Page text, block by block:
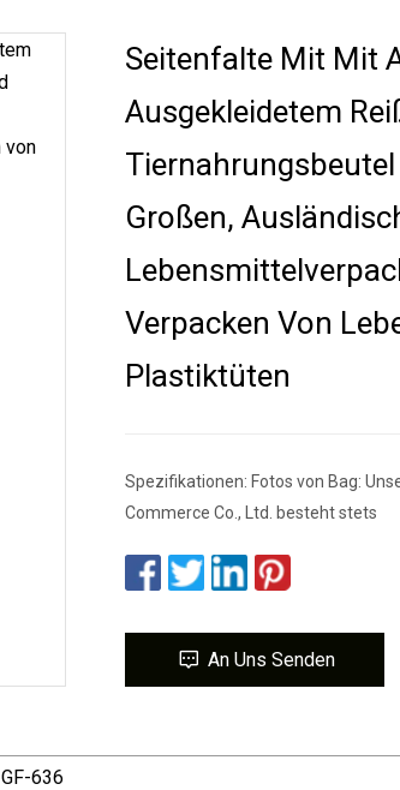
Seitenfalte Mit Mit
Ausgekleidetem
Großen,
Verpacken Von
Plastiktüten
Spezifikationen: Fotos von Bag:
Commerce Co., Ltd. besteht stets
An Uns Senden
GF-636